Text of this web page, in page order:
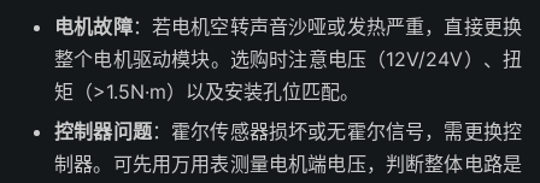
电机故障：若电机空转声音沙哑或发热严重，直接更换
整个电机驱动模块。选购时注意电压（12V/24V）、扭
矩（>1.5N·m）以及安装孔位匹配。
控制器问题：霍尔传感器损坏或无霍尔信号，需更换控
制器。可先用万用表测量电机端电压，判断整体电路是